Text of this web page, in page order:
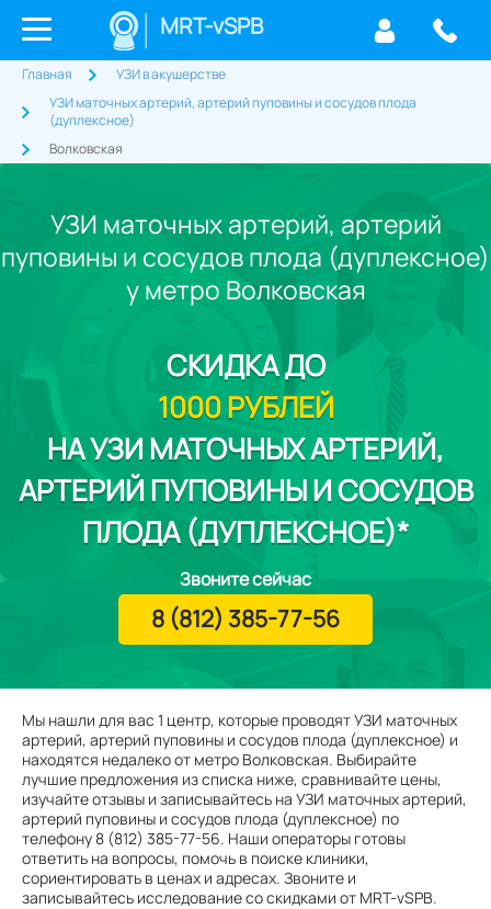
MRT-vSPB
Главная
УЗИ в акушерстве
УЗИ маточных артерий, артерий пуповины и сосудов плода
(дуплексное)
Волковская
УЗИ маточных артерий, артерий
пуповины и сосудов плода (дуплексное)
у метро Волковская
Мы нашли для вас 1 центр, которые проводят УЗИ маточных
артерий, артерий пуповины и сосудов плода (дуплексное) и
находятся недалеко от метро Волковская. Выбирайте
лучшие предложения из списка ниже, сравнивайте цены,
изучайте отзывы и записывайтесь на УЗИ маточных артерий,
артерий пуповины и сосудов плода (дуплексное) по
телефону 8 (812) 385-77-56. Наши операторы готовы
ответить на вопросы, помочь в поиске клиники,
сориентировать в ценах и адресах. Звоните и
записывайтесь исследование со скидками от MRT-vSPB.
СКИДКАДО
1000 РУБЛЕЙ
НА УЗИ МАТОЧНЫХ АРТЕРИЙ,
АРТЕРИЙ ПУПОВИНЫ И СОСУДОВ
ПЛОДА (ДУПЛЕКСНОЕ)*
Звоните сейчас
8 (812) 385-77-56